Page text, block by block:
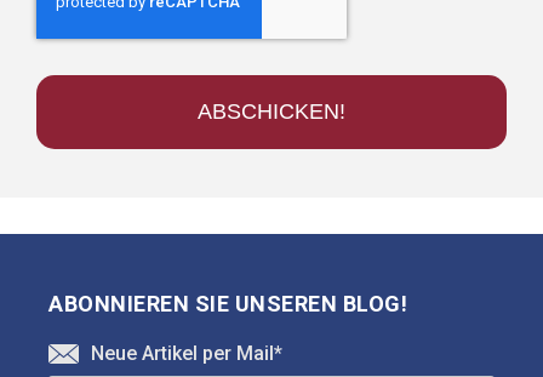
ABONNIEREN SIE UNSEREN BLOG!
Neue Artikel per Mail*